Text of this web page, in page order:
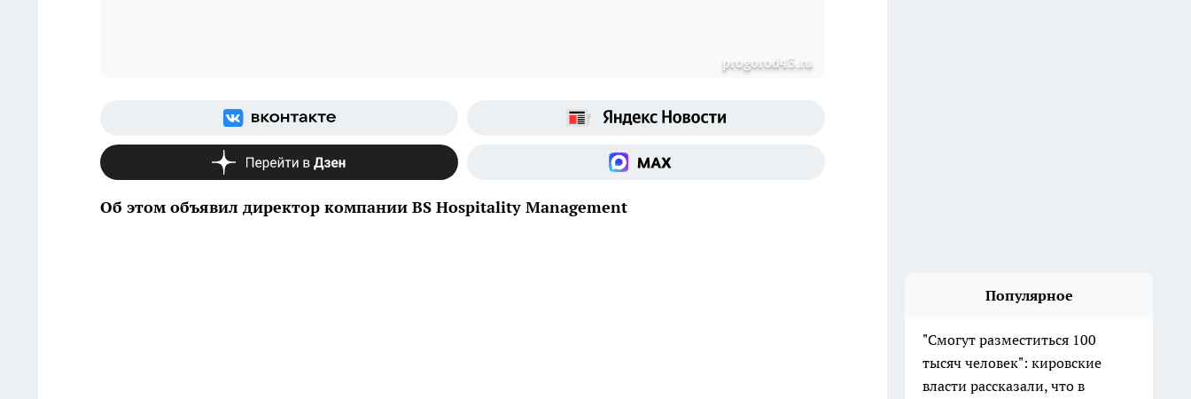
progorod43.ru
Об этом объявил директор компании BS Hospitality Management
Популярное
"Смогут разместиться 100
тысяч человек": кировские
власти рассказали, что в